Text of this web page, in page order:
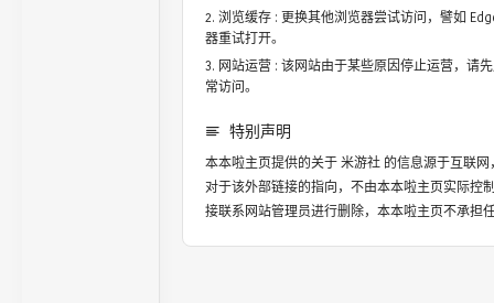
浏览缓存 : 更换其他浏览器尝试访问，譬如
器重试打开。
网站运营 : 该网站由于某些原因停止运营，请
常访问。
特别声明
本本啦主页提供的关于米游社的信息源于互联网
对于该外部链接的指向，不由本本啦主页实际控
接联系网站管理员进行删除，本本啦主页不承担